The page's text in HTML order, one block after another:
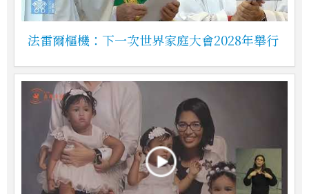
法雷爾樞機：下一次世界家庭大會2028年舉行